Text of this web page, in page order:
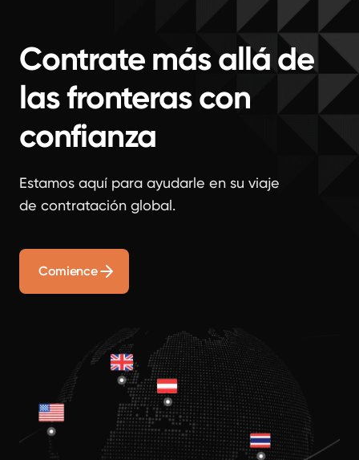
Contrate más allá de
las fronteras con
confianza
Estamos aquí para ayudarle en su viaje
de contratación global.
Comience